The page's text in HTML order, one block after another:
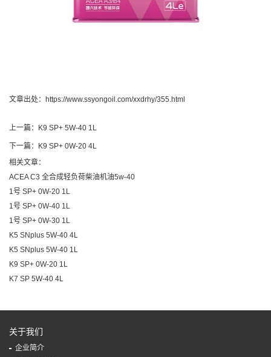
文章出处：https://www.ssyongoil.com/xxdrhy/355.html
上一篇：K9 SP+ 5W-40 1L
下一篇：K9 SP+ 0W-20 4L
相关文章：
ACEA C3 全合成轻负荷柴油机油5w-40
1号 SP+ 0W-20 1L
1号 SP+ 0W-40 1L
1号 SP+ 0W-30 1L
K5 SNplus 5W-40 4L
K5 SNplus 5W-40 1L
K9 SP+ 0W-20 1L
K7 SP 5W-40 4L
关于我们
企业简介